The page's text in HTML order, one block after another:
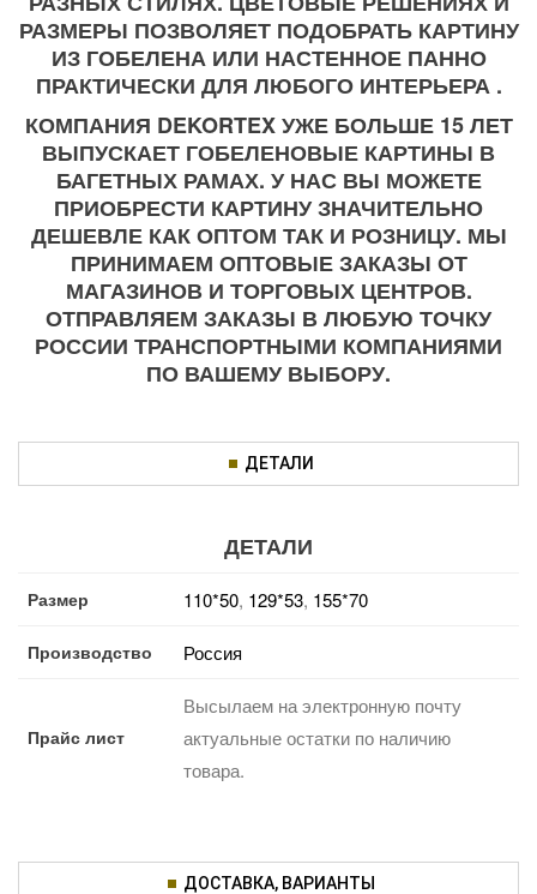
РАЗМЕРЫ ПОЗВОЛЯЕТ ПОДОБРАТЬ КАРТИНУ
ИЗ ГОБЕЛЕНА ИЛИ НАСТЕННОЕ ПАННО
ПРАКТИЧЕСКИ ДЛЯ ЛЮБОГО ИНТЕРЬЕРА .
КОМПАНИЯ DEKORTEX УЖЕ БОЛЬШЕ 15 ЛЕТ
ВЫПУСКАЕТ ГОБЕЛЕНОВЫЕ КАРТИНЫ В
БАГЕТНЫХ РАМАХ. У НАС ВЫ МОЖЕТЕ
ПРИОБРЕСТИ КАРТИНУ ЗНАЧИТЕЛЬНО
ДЕШЕВЛЕ КАК ОПТОМ ТАК И РОЗНИЦУ. МЫ
ПРИНИМАЕМ ОПТОВЫЕ ЗАКАЗЫ ОТ
МАГАЗИНОВ И ТОРГОВЫХ ЦЕНТРОВ.
ОТПРАВЛЯЕМ ЗАКАЗЫ В ЛЮБУЮ ТОЧКУ
РОССИИ ТРАНСПОРТНЫМИ КОМПАНИЯМИ
ПО ВАШЕМУ ВЫБОРУ.
ДЕТАЛИ
ДЕТАЛИ
Размер 110*50, 129*53, 155*70
Производство Россия
Прайс лист
Высылаем на электронную почту
актуальные остатки по наличию
товара.
ДОСТАВКА, ВАРИАНТЫ